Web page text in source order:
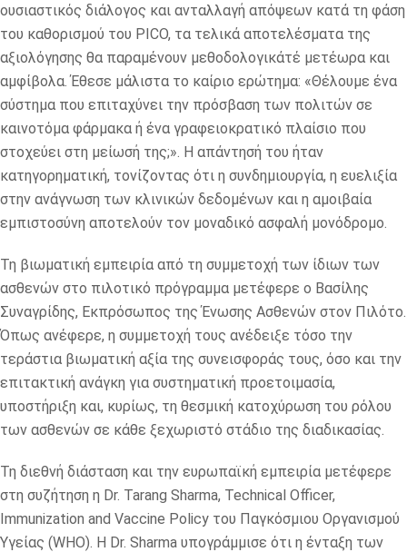
ουσιαστικός διάλογος και ανταλλαγή απόψεων κατά τη φάση
του καθορισμού του PICO, τα τελικά αποτελέσματα της
αξιολόγησης θα παραμένουν μεθοδολογικάτέ μετέωρα και
αμφίβολα. Έθεσε μάλιστα το καίριο ερώτημα: «Θέλουμε ένα
σύστημα που επιταχύνει την πρόσβαση των πολιτών σε
καινοτόμα φάρμακα ή ένα γραφειοκρατικό πλαίσιο που
στοχεύει στη μείωσή της;». Η απάντησή του ήταν
κατηγορηματική, τονίζοντας ότι η συνδημιουργία, η ευελιξία
στην ανάγνωση των κλινικών δεδομένων και η αμοιβαία
εμπιστοσύνη αποτελούν τον μοναδικό ασφαλή μονόδρομο.
Τη βιωματική εμπειρία από τη συμμετοχή των ίδιων των
ασθενών στο πιλοτικό πρόγραμμα μετέφερε ο Βασίλης
Συναγρίδης, Εκπρόσωπος της Ένωσης Ασθενών στον Πιλότο.
Όπως ανέφερε, η συμμετοχή τους ανέδειξε τόσο την
τεράστια βιωματική αξία της συνεισφοράς τους, όσο και την
επιτακτική ανάγκη για συστηματική προετοιμασία,
υποστήριξη και, κυρίως, τη θεσμική κατοχύρωση του ρόλου
των ασθενών σε κάθε ξεχωριστό στάδιο της διαδικασίας.
Τη διεθνή διάσταση και την ευρωπαϊκή εμπειρία μετέφερε
στη συζήτηση η Dr. Tarang Sharma, Technical Officer,
Immunization and Vaccine Policy του Παγκόσμιου Οργανισμού
Υγείας (WHO). Η Dr. Sharma υπογράμμισε ότι η ένταξη των